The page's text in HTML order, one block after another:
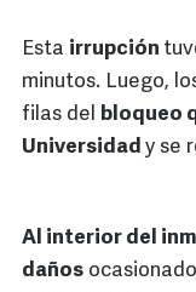
Esta irrupción
minutos. Luego,
filas del bloqueo
Universidad y se
Al interior del
daños